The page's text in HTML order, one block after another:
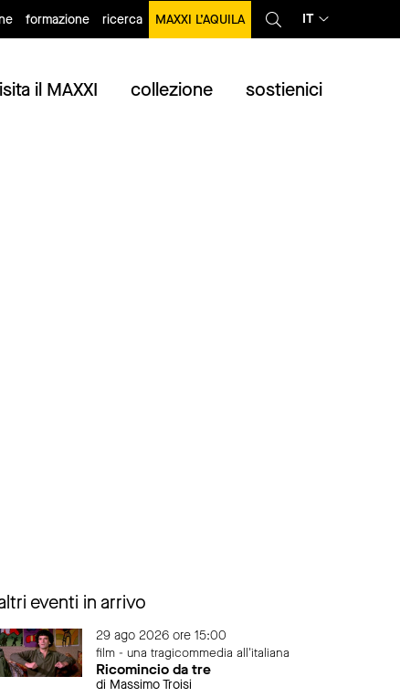
formazione ricerca MAXXI L’AQUILA IT
il MAXXI collezione sostienici
eventi in arrivo
29 ago 2026 ore 15:00
film - una tragicommedia all'italiana
Ricomincio da tre
di Massimo Troisi